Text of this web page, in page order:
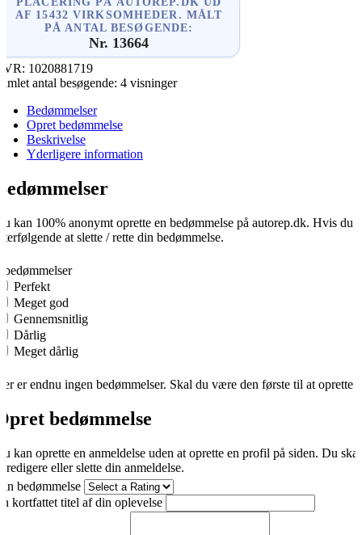
AF 15432 VIRKSOMHEDER. MÅLT
PÅ ANTAL BESØGENDE:
Nr. 13664
1020881719
antal besøgende: 4 visninger
Bedømmelser
Opret bedømmelse
Beskrivelse
Yderligere information
kan 100% anonymt oprette en bedømmelse på autorep.dk. Hvis
at slette / rette din bedømmelse.
bedømmelser
Perfekt
Meget god
Gennemsnitlig
Dårlig
Meget dårlig
er endnu ingen bedømmelser. Skal du være den første til at oprette
bedømmelse
kan oprette en anmeldelse uden at oprette en profil på siden. Du
redigere eller slette din anmeldelse.
bedømmelse
kortfattet titel af din oplevelse